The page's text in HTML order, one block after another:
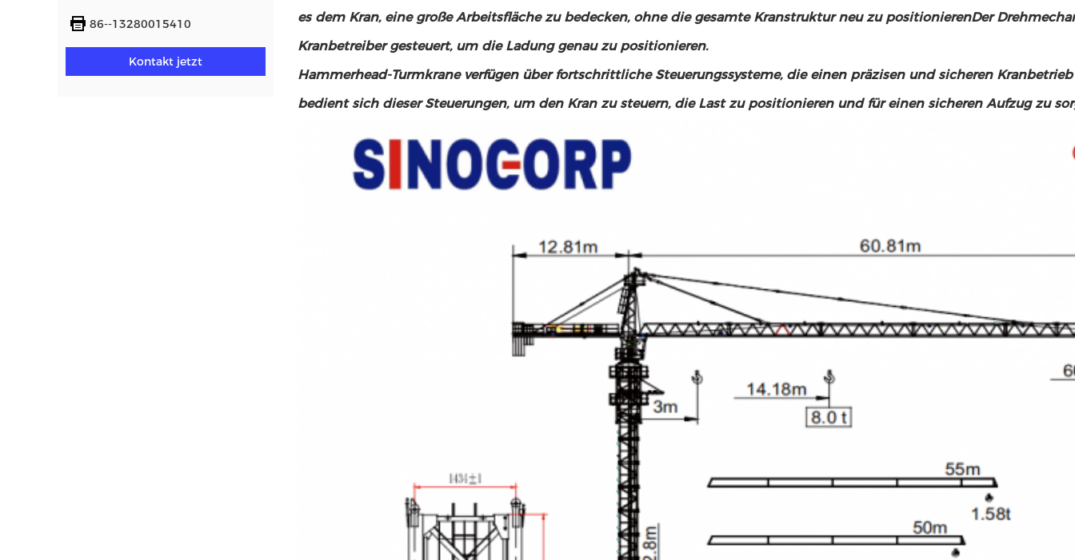
86--13280015410
Kontakt jetzt
es dem Kran, eine große Arbeitsfläche zu bedecken, ohne die gesamte Kranstruktur neu zu positionierenDer
Kranbetreiber gesteuert, um die Ladung genau zu positionieren.
Hammerhead-Turmkrane verfügen über fortschrittliche Steuerungssysteme, die einen präzisen und sicheren
bedient sich dieser Steuerungen, um den Kran zu steuern, die Last zu positionieren und für einen sicheren Aufzug zu